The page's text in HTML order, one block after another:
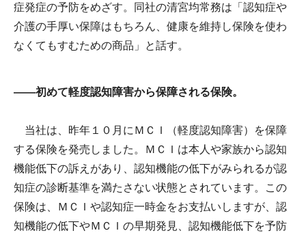
症発症の予防をめざす。同社の清宮均常務は「認知症や
介護の手厚い保障はもちろん、健康を維持し保険を使わ
なくてもすむための商品」と話す。
――初めて軽度認知障害から保障される保険。
当社は、昨年１０月にＭＣＩ（軽度認知障害）を保障
する保険を発売しました。ＭＣＩは本人や家族から認知
機能低下の訴えがあり、認知機能の低下がみられるが認
知症の診断基準を満たさない状態とされています。この
保険は、ＭＣＩや認知症一時金をお支払いしますが、認
知機能の低下やＭＣＩの早期発見、認知機能低下を予防